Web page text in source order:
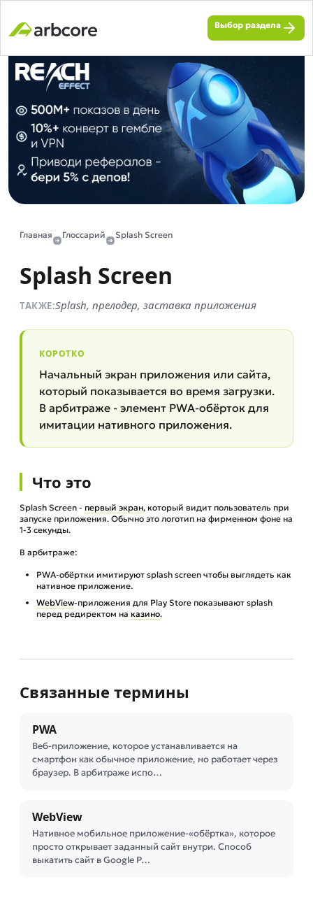
Выбор раздела
Главная Глоссарий Splash Screen
Splash Screen
ТАКЖЕ:Splash, прелодер, заставка приложения
КОРОТКО
Начальный экран приложения или сайта,
который показывается во время загрузки.
В арбитраже - элемент PWA-обёрток для
имитации нативного приложения.
Что это
Splash Screen - первый экран, который видит пользователь при
запуске приложения. Обычно это логотип на фирменном фоне на
1-3 секунды.
В арбитраже:
PWA-обёртки имитируют splash screen чтобы выглядеть как
нативное приложение.
WebView-приложения для Play Store показывают splash
перед редиректом на казино.
Связанные термины
PWA
Веб-приложение, которое устанавливается на
смартфон как обычное приложение, но работает через
браузер. В арбитраже испо…
WebView
Нативное мобильное приложение-«обёртка», которое
просто открывает заданный сайт внутри. Способ
выкатить сайт в Google P…